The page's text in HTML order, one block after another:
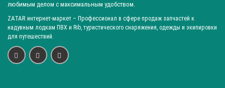
любимым делом с максимальным удобством.
ZATAR интернет-маркет – Профессионал в сфере продаж запчастей к
надувным лодкам ПВХ и Rib, туристического снаряжения, одежды и экипировки
для путешествий.